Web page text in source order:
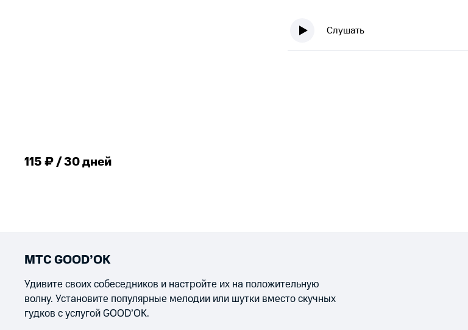
115 ₽ / 30 дней
Слушать
МТС GOOD’OK
Удивите своих собеседников и настройте их на положительную
волну. Установите популярные мелодии или шутки вместо скучных
гудков с услугой GOOD’OK.